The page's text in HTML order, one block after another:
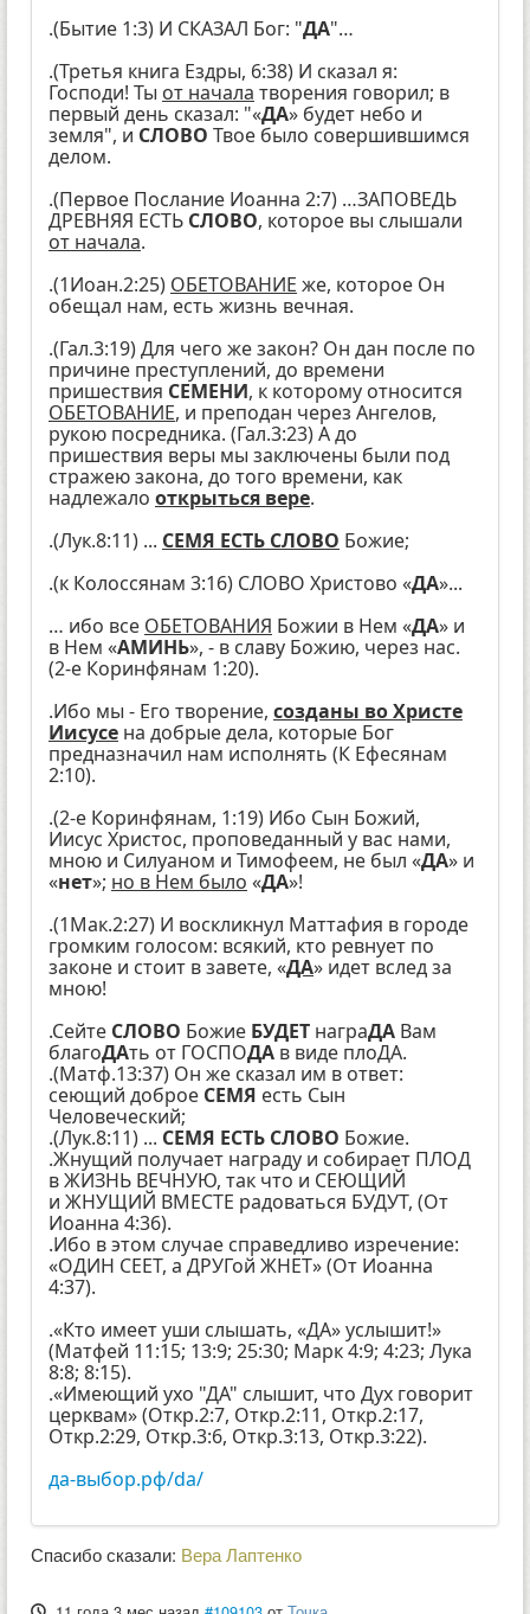
.(Бытие 1:3) И СКАЗАЛ Бог: "ДА"…
.(Третья книга Ездры, 6:38) И сказал я:
Господи! Ты от начала творения говорил; в
первый день сказал: "«ДА» будет небо и
земля", и СЛОВО Твое было совершившимся
делом.
.(Первое Послание Иоанна 2:7) …ЗАПОВЕДЬ
ДРЕВНЯЯ ЕСТЬ СЛОВО, которое вы слышали
от начала.
.(1Иоан.2:25) ОБЕТОВАНИЕ же, которое Он
обещал нам, есть жизнь вечная.
.(Гал.3:19) Для чего же закон? Он дан после по
причине преступлений, до времени
пришествия СЕМЕНИ, к которому относится
ОБЕТОВАНИЕ, и преподан через Ангелов,
рукою посредника. (Гал.3:23) А до
пришествия веры мы заключены были под
стражею закона, до того времени, как
надлежало открыться вере.
.(Лук.8:11) ... СЕМЯ ЕСТЬ СЛОВО Божие;
.(к Колоссянам 3:16) СЛОВО Христово «ДА»...
… ибо все ОБЕТОВАНИЯ Божии в Нем «ДА» и
в Нем «АМИНЬ», - в славу Божию, через нас.
(2-е Коринфянам 1:20).
.Ибо мы - Его творение, созданы во Христе
Иисусе на добрые дела, которые Бог
предназначил нам исполнять (К Ефесянам
2:10).
.(2-е Коринфянам, 1:19) Ибо Сын Божий,
Иисус Христос, проповеданный у вас нами,
мною и Силуаном и Тимофеем, не был «ДА» и
«нет»; но в Нем было «ДА»!
.(1Мак.2:27) И воскликнул Маттафия в городе
громким голосом: всякий, кто ревнует по
законе и стоит в завете, «ДА» идет вслед за
мною!
.Сейте СЛОВО Божие БУДЕТ награДА Вам
благоДАть от ГОСПОДА в виде плоДА.
.(Матф.13:37) Он же сказал им в ответ:
сеющий доброе СЕМЯ есть Сын
Человеческий;
.(Лук.8:11) ... СЕМЯ ЕСТЬ СЛОВО Божие.
.Жнущий получает награду и собирает ПЛОД
в ЖИЗНЬ ВЕЧНУЮ, так что и СЕЮЩИЙ
и ЖНУЩИЙ ВМЕСТЕ радоваться БУДУТ, (От
Иоанна 4:36).
.Ибо в этом случае справедливо изречение:
«ОДИН СЕЕТ, а ДРУГой ЖНЕТ» (От Иоанна
4:37).
.«Кто имеет уши слышать, «ДА» услышит!»
(Матфей 11:15; 13:9; 25:30; Марк 4:9; 4:23; Лука
8:8; 8:15).
.«Имеющий ухо "ДА" слышит, что Дух говорит
церквам» (Откр.2:7, Откр.2:11, Откр.2:17,
Откр.2:29, Откр.3:6, Откр.3:13, Откр.3:22).
да-выбор.рф/da/
Спасибо сказали: Вера Лаптенко